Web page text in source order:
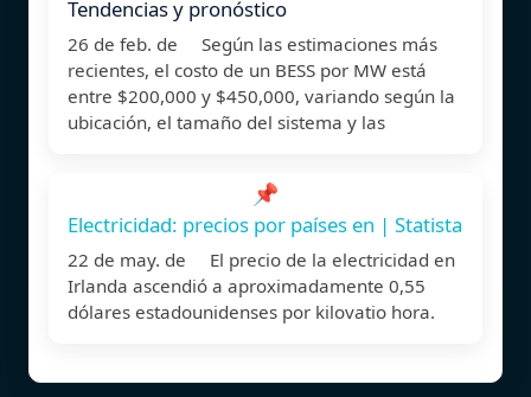
Tendencias y pronóstico
26 de feb. de Según las estimaciones más
recientes, el costo de un BESS por MW está
entre $200,000 y $450,000, variando según la
ubicación, el tamaño del sistema y las
📌
Electricidad: precios por países en | Statista
22 de may. de El precio de la electricidad en
Irlanda ascendió a aproximadamente 0,55
dólares estadounidenses por kilovatio hora.